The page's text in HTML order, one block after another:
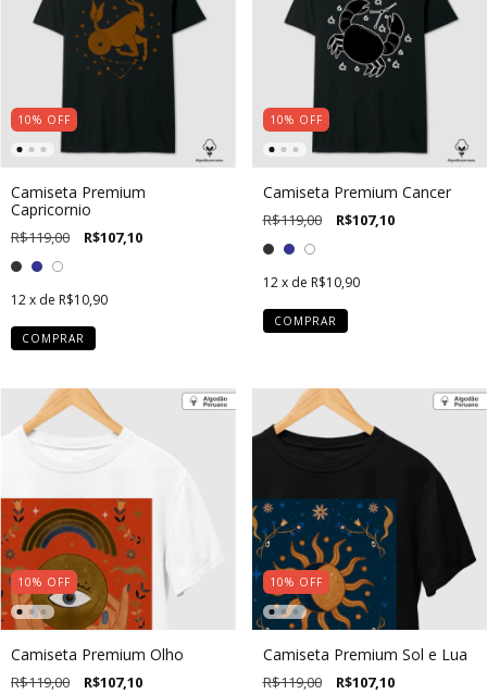
10% OFF
Camiseta Premium
Capricornio
R$119,00 R$107,10
12x de R$10,90
COMPRAR
10% OFF
Camiseta Premium Cancer
R$119,00 R$107,10
12 x de R$10,90
COMPRAR
10% OFF
Camiseta Premium Olho
R$119,00 R$107,10
10% OFF
Camiseta Premium Sol e Lua
R$119,00 R$107,10